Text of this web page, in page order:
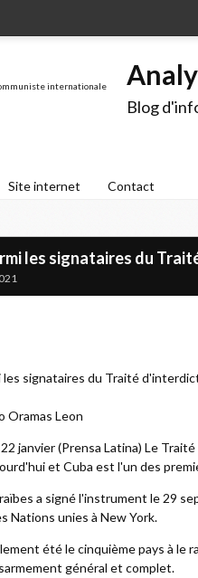
Blog
Site internet Contact
les signataires du
les signataires du Traité
Oramas Leon
22 janvier (Prensa Latina) Le
et Cuba est l'un des
a signé l'instrument le 29
Nations unies à New York.
été le cinquième pays à le
général et complet.